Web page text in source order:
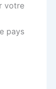
votre
pays